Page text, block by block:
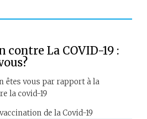
contre La COVID-19 :
êtes vous par rapport à la
la covid-19
de la Covid-19